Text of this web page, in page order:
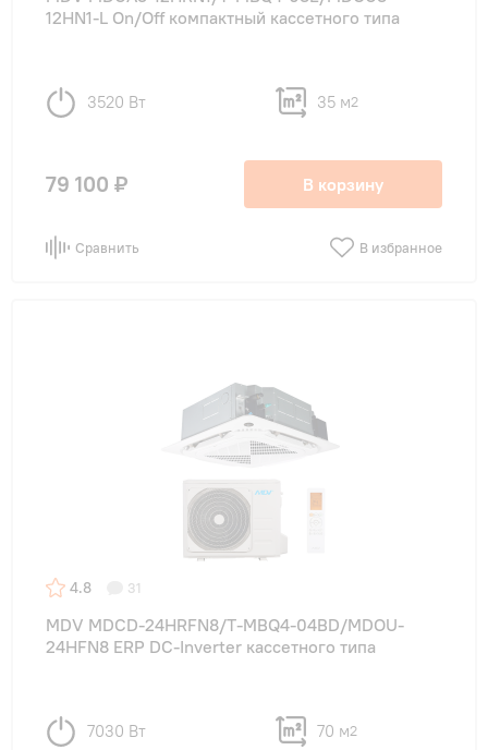
12HN1-L On/Off компактный кассетного типа
3520 Вт 35 м2
79 100 ₽ В корзину
Сравнить В избранное
4.8 31
MDV MDCD-24HRFN8/T-MBQ4-04BD/MDOU-
24HFN8 ERP DC-Inverter кассетного типа
7030 Вт 70 м2